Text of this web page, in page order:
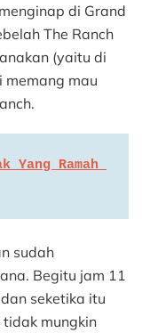
di Grand
The Ranch
(yaitu di
memang mau
Yang Ramah
sudah
Begitu jam 11
seketika itu
mungkin